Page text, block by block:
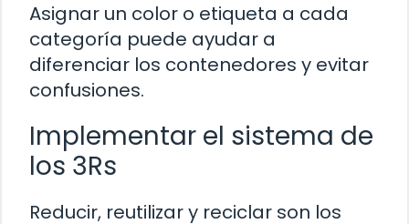
Asignar un color o etiqueta a cada
categoría puede ayudar a
diferenciar los contenedores y evitar
confusiones.
Implementar el sistema de
los 3Rs
Reducir, reutilizar y reciclar son los